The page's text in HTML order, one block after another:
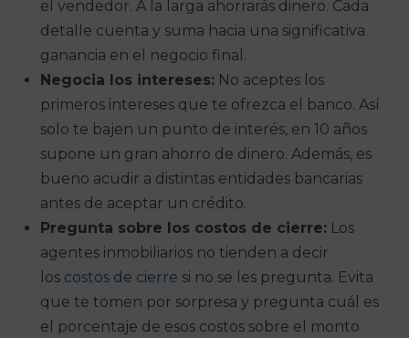
el vendedor. A la larga ahorrarás dinero. Cada
detalle cuenta y suma hacia una significativa
ganancia en el negocio final.
Negocia los intereses: No aceptes los
primeros intereses que te ofrezca el banco. Así
solo te bajen un punto de interés, en 10 años
supone un gran ahorro de dinero. Además, es
bueno acudir a distintas entidades bancarias
antes de aceptar un crédito.
Pregunta sobre los costos de cierre: Los
agentes inmobiliarios no tienden a decir
los costos de cierre si no se les pregunta. Evita
que te tomen por sorpresa y pregunta cuál es
el porcentaje de esos costos sobre el monto